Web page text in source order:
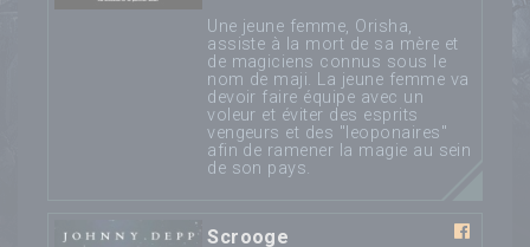
Une jeune femme, Orisha,
assiste à la mort de sa mère et
de magiciens connus sous le
nom de maji. La jeune femme va
devoir faire équipe avec un
voleur et éviter des esprits
vengeurs et des "leoponaires"
afin de ramener la magie au sein
de son pays.
Scrooge